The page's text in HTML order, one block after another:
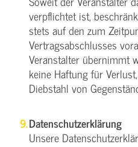
verpflichtet ist,
stets auf den zum
Vertragsabschlusses
Veranstalter übernimmt
keine Haftung für
Diebstahl von
Datenschutzerklärung
Unsere